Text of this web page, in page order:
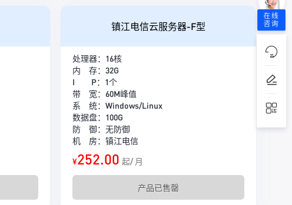
镇江电信云服务器-F型
处理器：16核
内 存：32G
I P：1个
带 宽：60M峰值
系 统：Windows/Linux
数据盘：100G
防 御：无防御
机 房：镇江电信
¥252.00 起/ 月
产品已售罄
在线
咨询